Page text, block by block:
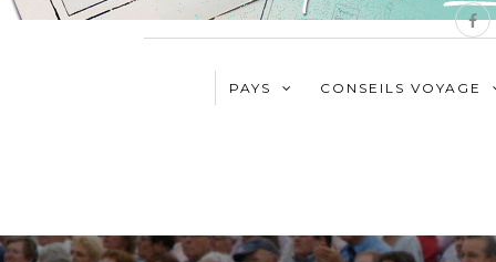
PAYS CONSEILS VOYAGE